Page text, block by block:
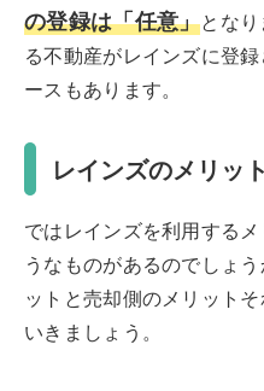
の登録は「任意」とな
る不動産がレインズに登
ースもあります。
レインズのメリット
ではレインズを利用する
うなものがあるのでしょ
ットと売却側のメリット
いきましょう。